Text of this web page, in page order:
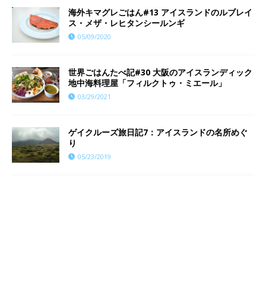
海外キマグレごはん#13 アイスランドのルブレイ
ス・メザ・レヒタンシールンギ
05/09/2020
世界ごはんたべ記#30 大阪のアイスランディック
地中海料理屋「フィルクトゥ・ミエール」
03/29/2021
ゲイクルーズ旅日記7：アイスランドの名所めぐ
り
05/23/2019